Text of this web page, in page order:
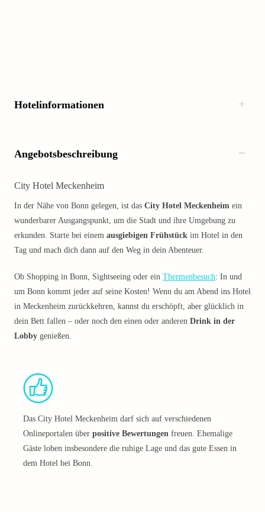
Hotelinformationen
Angebotsbeschreibung
City Hotel Meckenheim
In der Nähe von Bonn gelegen, ist das City Hotel Meckenheim ein
wunderbarer Ausgangspunkt, um die Stadt und ihre Umgebung zu
erkunden. Starte bei einem ausgiebigen Frühstück im Hotel in den
Tag und mach dich dann auf den Weg in dein Abenteuer.
Ob Shopping in Bonn, Sightseeing oder ein Thermenbesuch: In und
um Bonn kommt jeder auf seine Kosten! Wenn du am Abend ins Hotel
in Meckenheim zurückkehren, kannst du erschöpft, aber glücklich in
dein Bett fallen – oder noch den einen oder anderen Drink in der
Lobby genießen.
Das City Hotel Meckenheim darf sich auf verschiedenen
Onlineportalen über positive Bewertungen freuen. Ehemalige
Gäste loben insbesondere die ruhige Lage und das gute Essen in
dem Hotel bei Bonn.